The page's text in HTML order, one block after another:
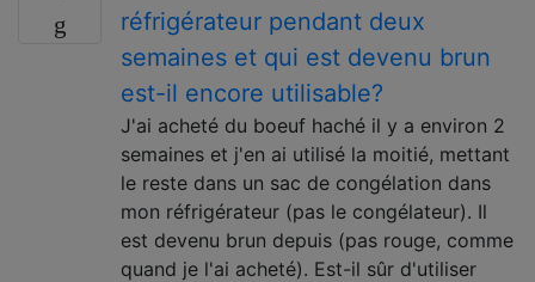
réfrigérateur pendant deux
semaines et qui est devenu brun
est-il encore utilisable?
J'ai acheté du boeuf haché il y a environ 2
semaines et j'en ai utilisé la moitié, mettant
le reste dans un sac de congélation dans
mon réfrigérateur (pas le congélateur). Il
est devenu brun depuis (pas rouge, comme
quand je l'ai acheté). Est-il sûr d'utiliser